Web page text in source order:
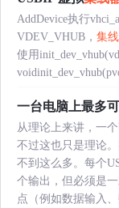
AddDevice执行
VDEV_VHUB， 集
使用
一台电脑上最多
从理论上来讲，一
不过这也只是理论
不到这么多。每个
个输出，但必须是
点（例如数据输入